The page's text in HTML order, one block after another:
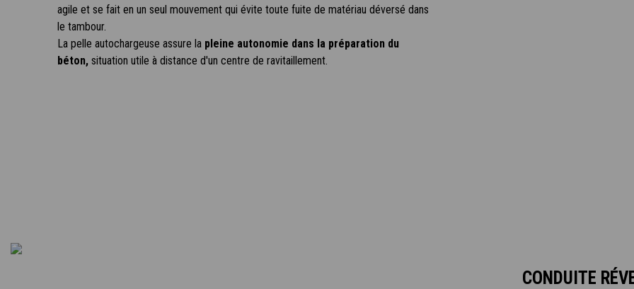
agile et se fait en un seul mouvement qui évite toute fuite de matériau déversé dans
le tambour.
La pelle autochargeuse assure la pleine autonomie dans la préparation du
béton,situation utile à distance d'un centre de ravitaillement.
CONDUITE